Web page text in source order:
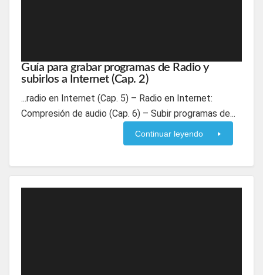
Guía para grabar programas de Radio y
subirlos a Internet (Cap. 2)
...radio en Internet (Cap. 5) – Radio en Internet:
Compresión de audio (Cap. 6) – Subir programas de...
Continuar leyendo